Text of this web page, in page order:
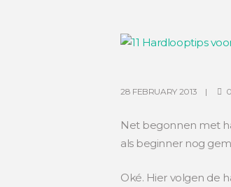
28 FEBRUARY 2013 0
Net begonnen met
als beginner nog
Oké. Hier volgen de